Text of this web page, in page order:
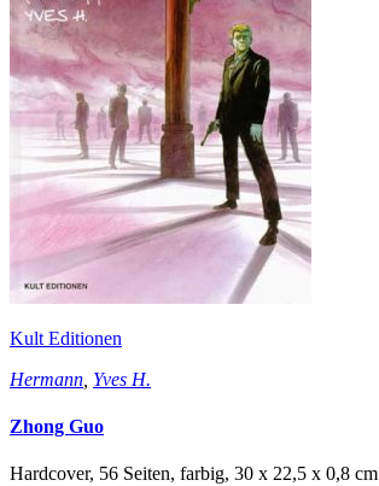
Kult Editionen
Hermann Yves H.
Zhong Guo
Hardcover, 56 Seiten, farbig, 30 x 22,5 x 0,8 cm